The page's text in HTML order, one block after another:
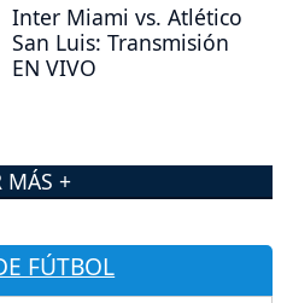
Inter Miami vs. Atlético
San Luis: Transmisión
EN VIVO
MÁS +
FÚTBOL